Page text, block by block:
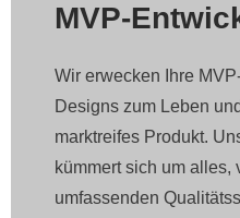
MVP-
Wir erwecken Ihre
Designs zum Leben
marktreifes Produkt.
kümmert sich um alles,
umfassenden